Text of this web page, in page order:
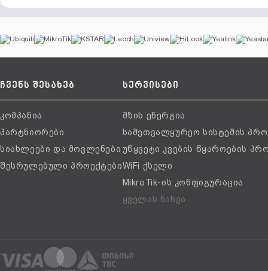
ჩვენს შესახებ
კომპანია
პარტნიორები
სიახლეები და მოვლენები
შესრულებული პროექტები
სერვისები
მზის ენერგია
სამეთვალყურეო სისტემის
უწყვეტი კვების წყაროების
WiFi ქსელი
MikroTik-ის კონფიგურაცია
ყველას ნახვა